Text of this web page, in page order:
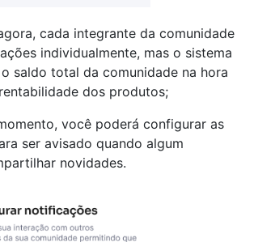
cada integrante da comunidade
individualmente, mas o sistema
saldo total da comunidade na hora
dos produtos;
você poderá configurar as
ser avisado quando algum
novidades.